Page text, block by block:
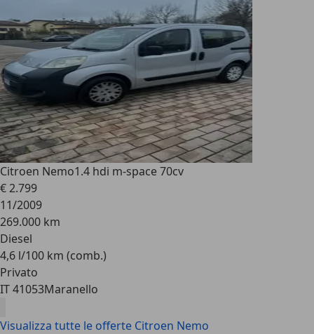
Citroen Nemo1.4 hdi m-space 70cv
€ 2.799
11/2009
269.000 km
Diesel
4,6 l/100 km (comb.)
Privato
IT 41053Maranello
Visualizza tutte le offerte Citroen Nemo